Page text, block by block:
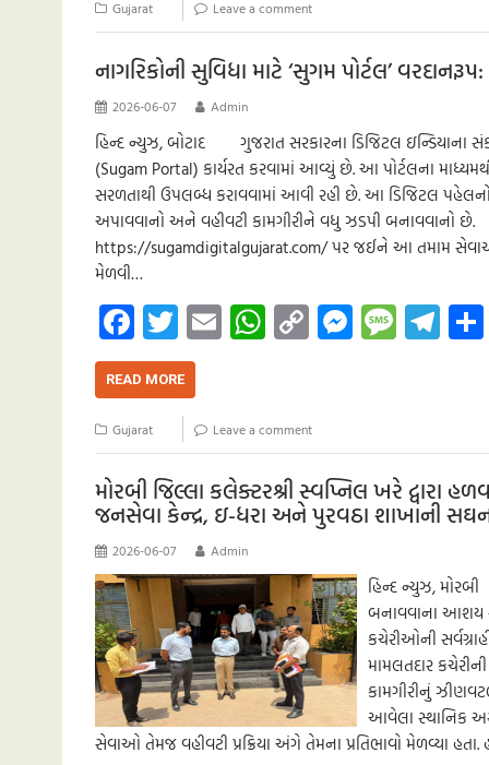
o
k
A
p
Li
nk
g
er
e m
Gujarat Leave a comment
નાગરિકોની સુવિધા માટે ‘સુગમ પોર્ટલ’
2026-06-07 Admin
હિન્દ ન્યુઝ, બોટાદ ગુજરાત સરકારના ડિજિટલ ઇન્ડિયાના
(Sugam Portal) કાર્યરત કરવામાં આવ્યું છે. આ પોર્ટલના
સરળતાથી ઉપલબ્ધ કરાવવામાં આવી રહી છે. આ ડિજિટલ
અપાવવાનો અને વહીવટી કામગીરીને વધુ ઝડપી બનાવવાનો
https://sugamdigitalgujarat.com/ પર જઈને આ તમામ
મેળવી…
Fa
ce
b
o
o
k
T
wi
tt
er
E
m
W
h
s
A
p
p
C
o
y
Li
nk
M
es
g
er
M
es
e
Te
le
m
READ MORE
Gujarat Leave a comment
મોરબી જિલ્લા કલેક્ટરશ્રી સ્વપ્નિલ ખરે દ્વારા
જનસેવા કેન્દ્ર, ઇ-ધરા અને પુરવઠા શાખાની
2026-06-07 Admin
હિન્દ ન્યુઝ,
બનાવવાના આશય
કચેરીઓની
મામલતદાર
કામગીરીનું
આવેલા સ્થાનિક
સેવાઓ તેમજ વહીવટી પ્રક્રિયા અંગે તેમના પ્રતિભાવો મેળવ્યા